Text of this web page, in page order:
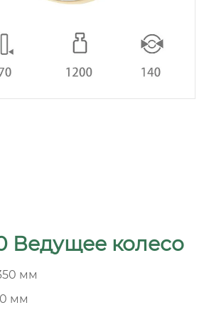
Ведущее колесо
мм
мм